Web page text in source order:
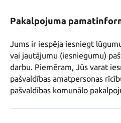
Pakalpojuma
Jums ir iespēja iesniegt
vai jautājumu (iesniegumu)
darbu. Piemēram, Jūs varat
pašvaldības amatpersonas
pašvaldības komunālo